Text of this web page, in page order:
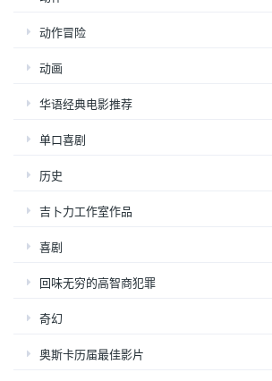
动作冒险
动画
华语经典电影推荐
单口喜剧
历史
吉卜力工作室作品
喜剧
回味无穷的高智商犯罪
奇幻
奥斯卡历届最佳影片